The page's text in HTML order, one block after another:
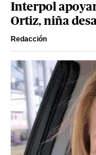
Interpol
Ortiz, niña
Redacción